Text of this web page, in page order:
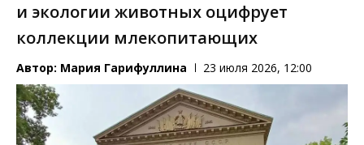
и экологии животных оцифрует
коллекции млекопитающих
Автор: Мария Гарифуллина 23 июля 2026, 12:00